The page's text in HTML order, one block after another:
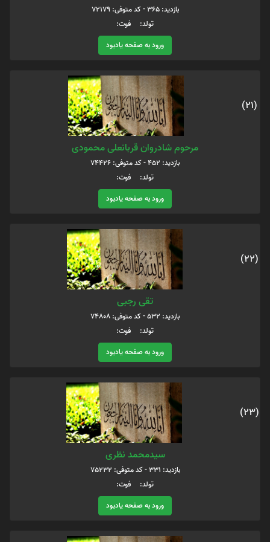
بازدید: 365 - کد متوفی: 72179
تولد: فوت:
ورود به صفحه یادبود
(21)
مرحوم شادروان قربانعلی محمودی
بازدید: 452 - کد متوفی: 74426
تولد: فوت:
ورود به صفحه یادبود
(22)
تقی رجبی
بازدید: 532 - کد متوفی: 74808
تولد: فوت:
ورود به صفحه یادبود
(23)
سیدمحمد نظری
بازدید: 331 - کد متوفی: 75232
تولد: فوت:
ورود به صفحه یادبود